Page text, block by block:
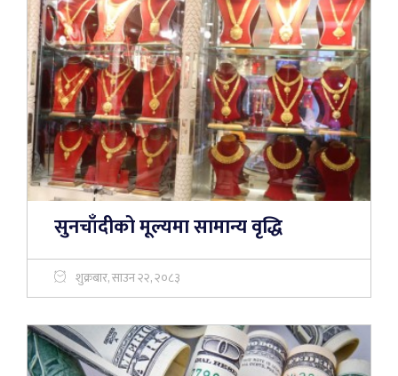
सुनचाँदीको मूल्यमा सामान्य वृद्धि
शुक्रबार, साउन २२, २०८३